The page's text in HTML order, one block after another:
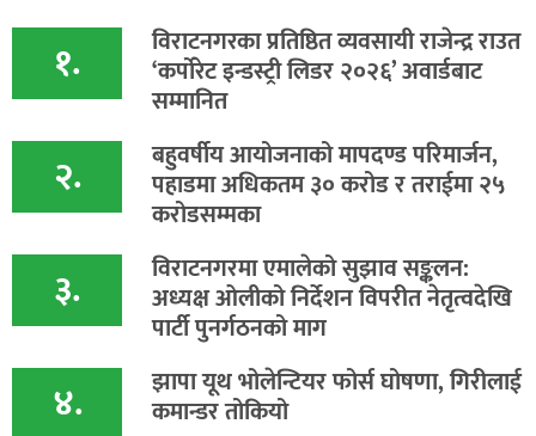
१. विराटनगरका प्रतिष्ठित व्यवसायी राजेन्द्र राउत
‘कर्पोरेट इन्डस्ट्री लिडर २०२६’ अवार्डबाट
सम्मानित
२. बहुवर्षीय आयोजनाको मापदण्ड परिमार्जन,
पहाडमा अधिकतम ३० करोड र तराईमा २५
करोडसम्मका
३. विराटनगरमा एमालेको सुझाव सङ्कलन:
अध्यक्ष ओलीको निर्देशन विपरीत नेतृत्वदेखि
पार्टी पुनर्गठनको माग
४. झापा यूथ भोलेन्टियर फोर्स घोषणा, गिरीलाई
कमान्डर तोकियो